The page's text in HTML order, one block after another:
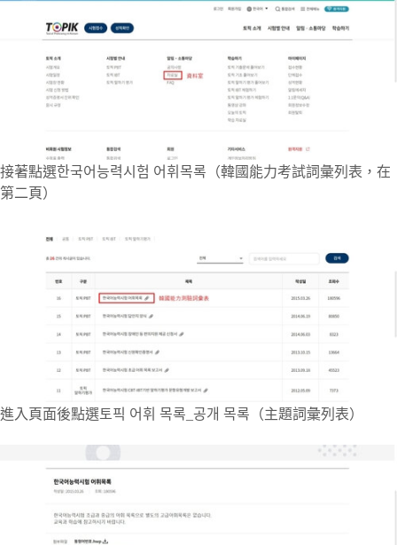
接著點選한국어능력시험 어휘목록（韓國能力考試詞彙列表，在
第二頁）
進入頁面後點選토픽 어휘 목록_공개 목록（主題詞彙列表）